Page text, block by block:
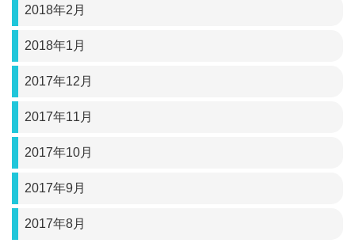
2018年2月
2018年1月
2017年12月
2017年11月
2017年10月
2017年9月
2017年8月